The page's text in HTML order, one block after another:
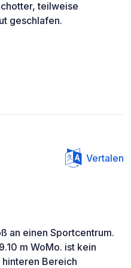
teilweise
geschlafen.
Vertalen
an einen Sportcentrum.
m WoMo. ist kein
Bereich